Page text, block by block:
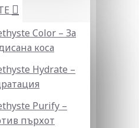
Color – За
коса
Hydrate –
Purify –
пърхот